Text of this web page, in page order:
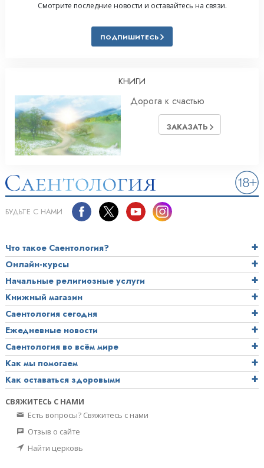
Смотрите последние новости и оставайтесь на связи.
ПОДПИШИТЕСЬ
КНИГИ
Дорога к счастью
ЗАКАЗАТЬ
БУДЬТЕ С НАМИ
Что такое Саентология?
Онлайн-курсы
Начальные религиозные услуги
Книжный магазин
Саентология сегодня
Ежедневные новости
Саентология во всём мире
Как мы помогаем
Как оставаться здоровыми
СВЯЖИТЕСЬ С НАМИ
Есть вопросы? Свяжитесь с нами
Отзыв о сайте
Найти церковь